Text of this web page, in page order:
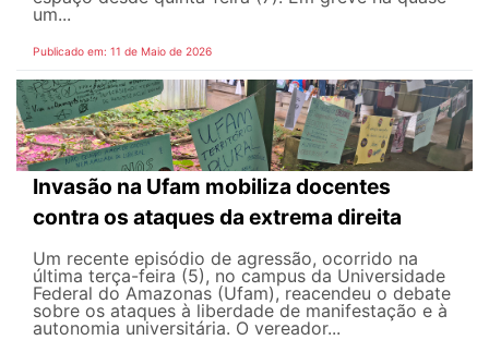
um...
Publicado em: 11 de Maio de 2026
Invasão na Ufam mobiliza docentes
contra os ataques da extrema direita
Um recente episódio de agressão, ocorrido na
última terça-feira (5), no campus da Universidade
Federal do Amazonas (Ufam), reacendeu o debate
sobre os ataques à liberdade de manifestação e à
autonomia universitária. O vereador...